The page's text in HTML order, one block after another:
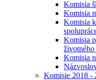
Komisia
Komisia
Komisia
Komisia
životného
Komisia
Komisie 2018 -